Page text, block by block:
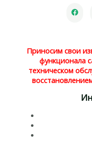
Приносим свои
функционала
техническом